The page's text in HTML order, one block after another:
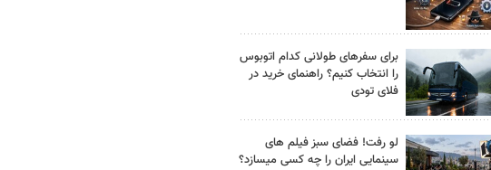
برای سفرهای طولانی کدام اتوبوس
را انتخاب کنیم؟ راهنمای خرید در
فلای تودی
لو رفت! فضای سبز فیلم های
سینمایی ایران را چه کسی میسازد؟